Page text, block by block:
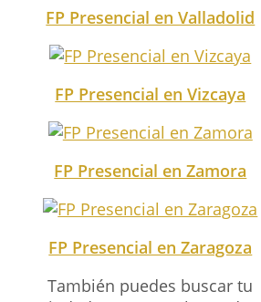
FP Presencial en Valladolid
FP Presencial en Vizcaya
FP Presencial en Zamora
FP Presencial en Zaragoza
También puedes buscar tu